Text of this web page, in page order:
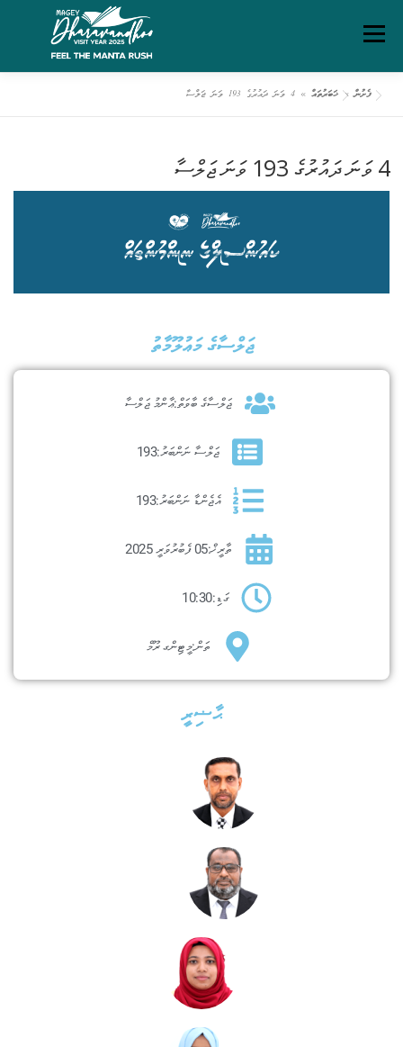
Menu
ޑައުންލޯޑްސް ރިޕޯޓްތައް ފެށުން
ފެށުން» ޚަބަރުތައް » 4 ވަނަ ދައުރުގެ 193 ވަނަ ޖަލްސާ
4 ވަނަ ދައުރުގެ 193 ވަނަ ޖަލްސާ
ޖަލްސާގެ މަޢުލޫމާތު
ޖަލްސާގެ ބާވަތް:ޢާންމު ޖަލްސާ
ޖަލްސާ ނަންބަރު:193
އެޖެންޑާ ނަންބަރު:193
ތާރީޚް:05 ފެބުރުވަރީ 2025
ގަޑި:10:30
ތަން:މީޓިންގ ރޫމް
ޙާޟިރީ